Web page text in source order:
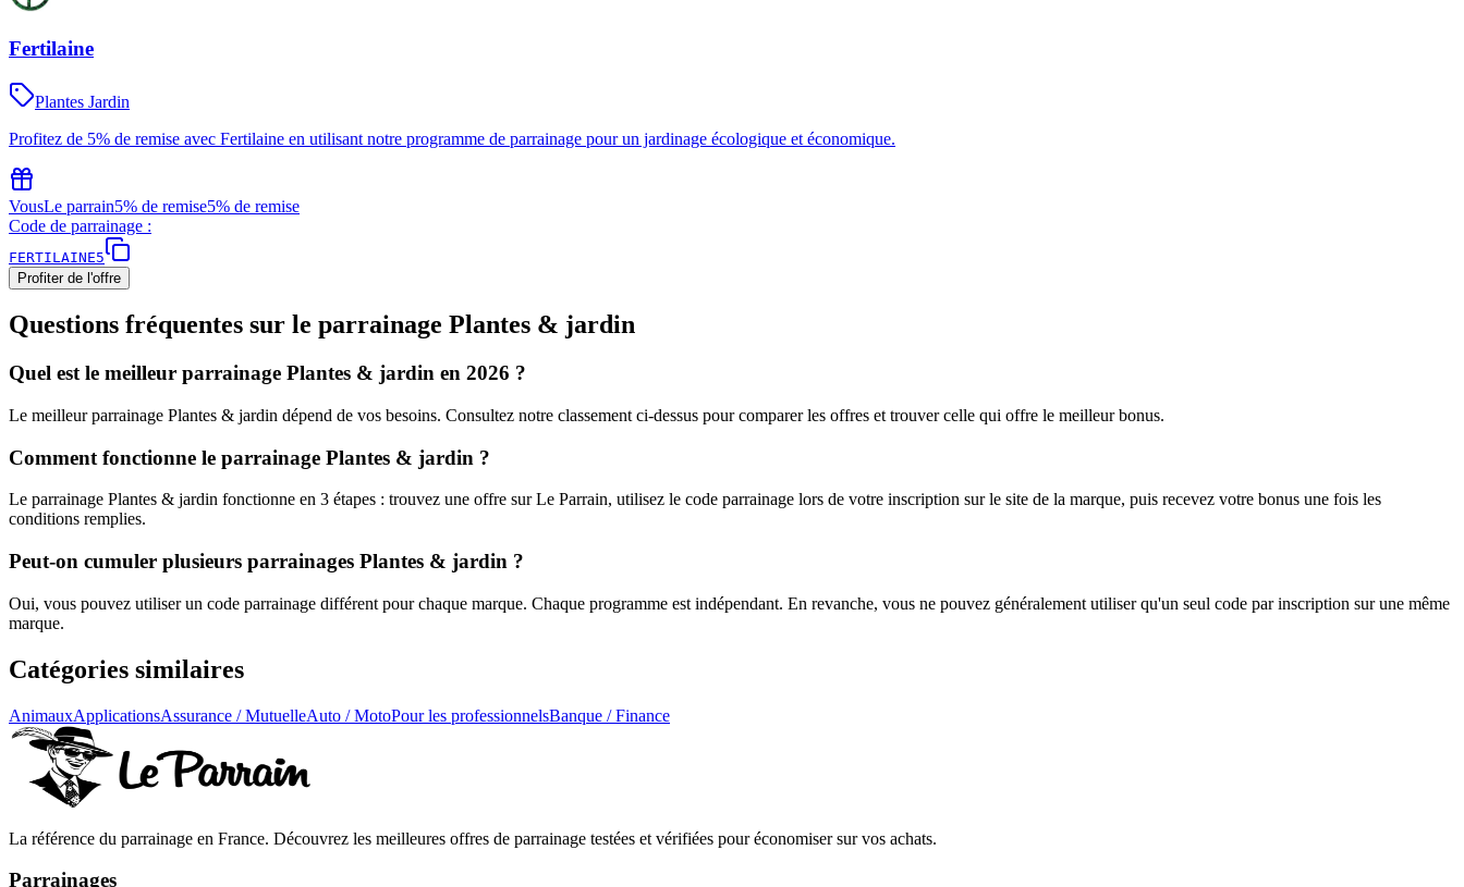
Fertilaine
Plantes Jardin
Profitez de 5% de remise avec Fertilaine en utilisant notre programme de parrainage pour un jardinage écologique et économique.
VousLe parrain5% de remise5% de remise
Code de parrainage :
FERTILAINE5
Profiter de l'offre
Questions fréquentes sur le parrainage Plantes & jardin
Quel est le meilleur parrainage Plantes & jardin en 2026 ?
Le meilleur parrainage Plantes & jardin dépend de vos besoins. Consultez notre classement ci-dessus pour comparer les offres et trouver celle qui offre le meilleur bonus.
Comment fonctionne le parrainage Plantes & jardin ?
Le parrainage Plantes & jardin fonctionne en 3 étapes : trouvez une offre sur Le Parrain, utilisez le code parrainage lors de votre inscription sur le site de la marque, puis recevez votre bonus une fois les
conditions remplies.
Peut-on cumuler plusieurs parrainages Plantes & jardin ?
Oui, vous pouvez utiliser un code parrainage différent pour chaque marque. Chaque programme est indépendant. En revanche, vous ne pouvez généralement utiliser qu'un seul code par inscription sur une même
marque.
Catégories similaires
AnimauxApplicationsAssurance / MutuelleAuto / MotoPour les professionnelsBanque / Finance
La référence du parrainage en France. Découvrez les meilleures offres de parrainage testées et vérifiées pour économiser sur vos achats.
Parrainages